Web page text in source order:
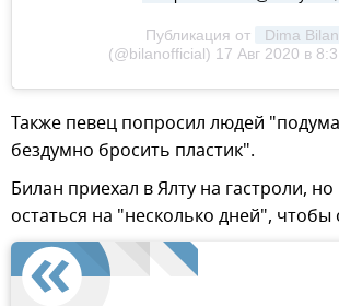
Публикация от
Dima Bilan
(@bilanofficial) 17 Авг 2020 в
Также певец попросил людей
бездумно бросить пластик".
Билан приехал в Ялту на гастроли,
остаться на "несколько дней", чтобы